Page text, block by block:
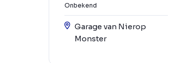
Onbekend
Garage van Nierop
Monster